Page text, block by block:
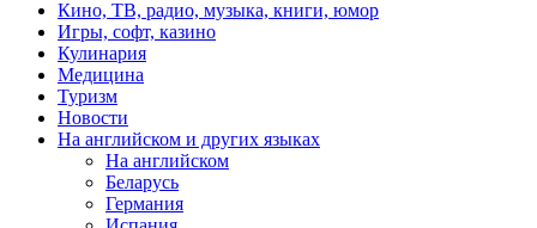
Кино, ТВ, радио, музыка, книги, юмор
Игры, софт, казино
Кулинария
Медицина
Туризм
Новости
На английском и других языках
На английском
Беларусь
Германия